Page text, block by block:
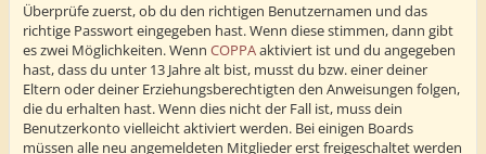
Überprüfe zuerst, ob du den richtigen Benutzernamen und das
richtige Passwort eingegeben hast. Wenn diese stimmen, dann gibt
es zwei Möglichkeiten. Wenn COPPAaktiviert ist und du angegeben
hast, dass du unter 13 Jahre alt bist, musst du bzw. einer deiner
Eltern oder deiner Erziehungsberechtigten den Anweisungen folgen,
die du erhalten hast. Wenn dies nicht der Fall ist, muss dein
Benutzerkonto vielleicht aktiviert werden. Bei einigen Boards
müssen alle neu angemeldeten Mitglieder erst freigeschaltet werden